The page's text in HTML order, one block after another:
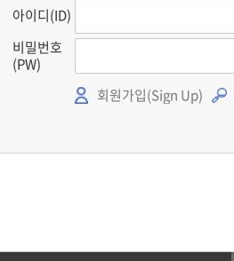
아이디(ID)
비밀번호
(PW)
회원가입(Sign Up)